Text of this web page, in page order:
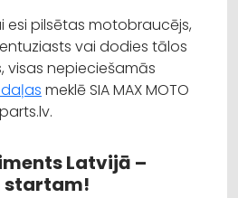
esi pilsētas motobraucējs,
vai dodies tālos
visas nepieciešamās
meklē SIA MAX MOTO
Latvijā –
startam!